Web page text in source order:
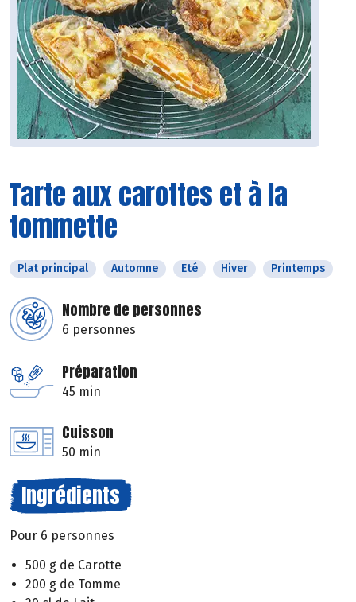
Tarte aux carottes et à la
tommette
Plat principal Automne Eté Hiver Printemps
Nombre de personnes
6 personnes
Préparation
45 min
Cuisson
50 min
Ingrédients
Pour 6 personnes
500 g de Carotte
200 g de Tomme